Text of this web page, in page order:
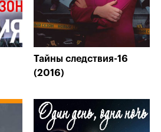
Тайны следствия-16
(2016)